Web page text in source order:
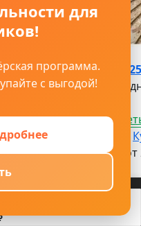
OSB-3
ОСБ
Под заказ от
ЦБ-00003476
для
программа.
с выгодой!